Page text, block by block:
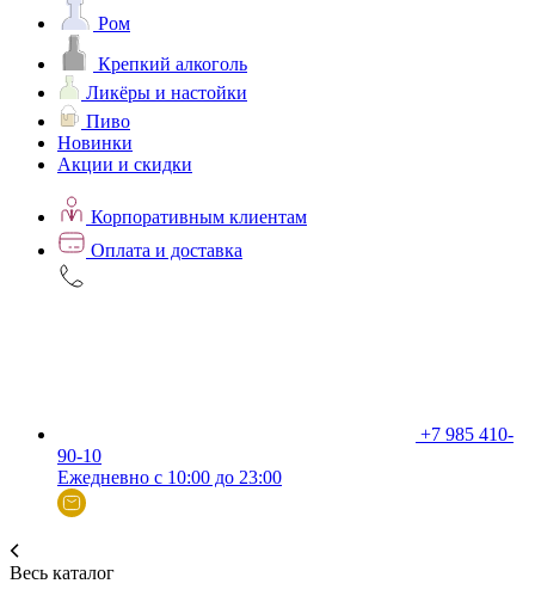
Ром
Крепкий алкоголь
Ликёры и настойки
Пиво
Новинки
Акции и скидки
Корпоративным клиентам
Оплата и доставка
+7 985 410-
90-10
Ежедневно с 10:00 до 23:00
Весь каталог